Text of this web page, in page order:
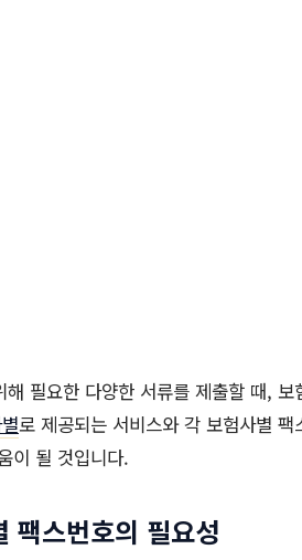
해 필요한 다양한 서류를 제출할 때,
로 제공되는 서비스와 각 보험사별
이 될 것입니다.
팩스번호의 필요성